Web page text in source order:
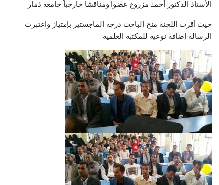
الأستاذ الدكتور أحمد مزروع عضوا ومناقشا خارجياً جامعة ذمار
حيث أقرت اللجنة منح الباحث درجة الماجستير بإمتياز واعتبرت
الرسالة إضافة نوعية للمكتبة العلمية